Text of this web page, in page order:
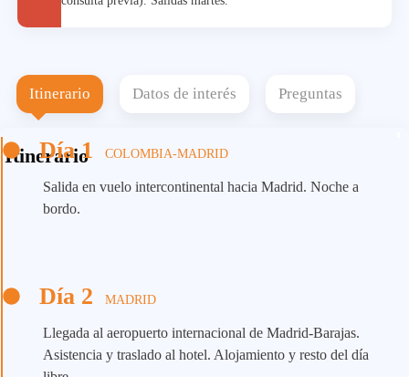
Itinerario Datos de interés Preguntas
Itinerario
Día 1 COLOMBIA-MADRID
Salida en vuelo intercontinental hacia Madrid. Noche a
bordo.
Día 2 MADRID
Llegada al aeropuerto internacional de Madrid-Barajas.
Asistencia y traslado al hotel. Alojamiento y resto del día